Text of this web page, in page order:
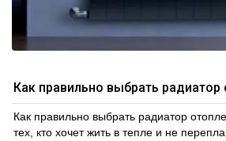
Как правильно выбрать радиатор
Как правильно выбрать радиатор
тех, кто хочет жить в тепле и не